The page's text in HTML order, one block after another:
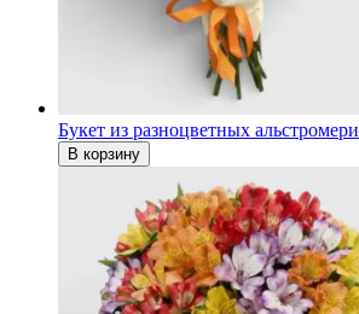
Букет из разноцветных
В корзину